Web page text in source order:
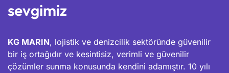
sevgimiz
KG MARIN, lojistik ve denizcilik sektöründe güvenilir
bir iş ortağıdır ve kesintisiz, verimli ve güvenilir
çözümler sunma konusunda kendini adamıştır. 10 yılı